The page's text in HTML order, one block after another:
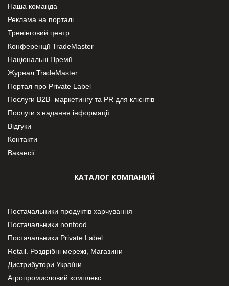
Наша команда
Реклама на порталі
Тренінговий центр
Конференції TradeMaster
Національні Премії
Журнал TradeMaster
Портал про Private Label
Послуги В2В- маркетингу та PR для клієнтів
Послуги з надання інформації
Відгуки
Контакти
Вакансії
КАТАЛОГ КОМПАНИЙ
Постачальники продуктів харчування
Постачальники nonfood
Постачальники Private Label
Retail. Роздрібні мережі, Магазини
Дистрибутори України
Агропромисловий комплекс